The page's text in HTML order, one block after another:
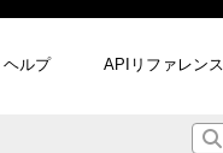
ヘルプ APIリファレンス